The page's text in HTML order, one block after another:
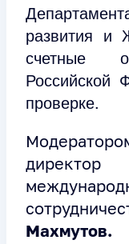
развития и
счетные
Российской
проверке.
Махмутов.